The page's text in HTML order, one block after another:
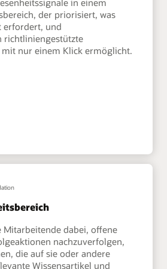
in einem
der priorisiert, was
erfordert, und
richtliniengestützte
mit nur einem Klick ermöglicht.
Mitarbeitende dabei, offene
nachzuverfolgen,
die auf sie oder andere
Wissensartikel und